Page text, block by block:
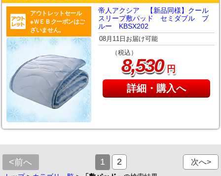
アウトレットセール
※ＷＥＢクーポンはご
ざいません。
帝人アクシア 【新品同様】クール
スリープ敷パッド セミダブル ブ
ルー KBSX202
08月11日お届け可能
（税込）
8,530円
詳細・購入へ
<前へ 1 2 次へ>